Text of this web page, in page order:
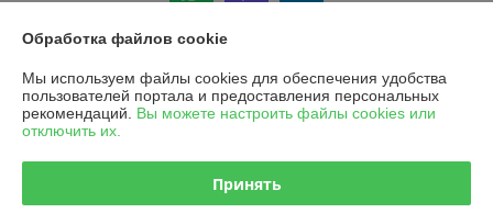
Информация для покупателя
Юридическое лицо:УП "Агро-Дон-Снаб"
220086 г. Минск, ул. Славинского 8А, к.5
Регистрационный номер ЕГР: 190437992
Обработка файлов cookie
Мы используем файлы cookies для обеспечения удобства
пользователей портала и предоставления персональных
рекомендаций. Вы можете настроить файлы cookies или
отключить их.
Принять